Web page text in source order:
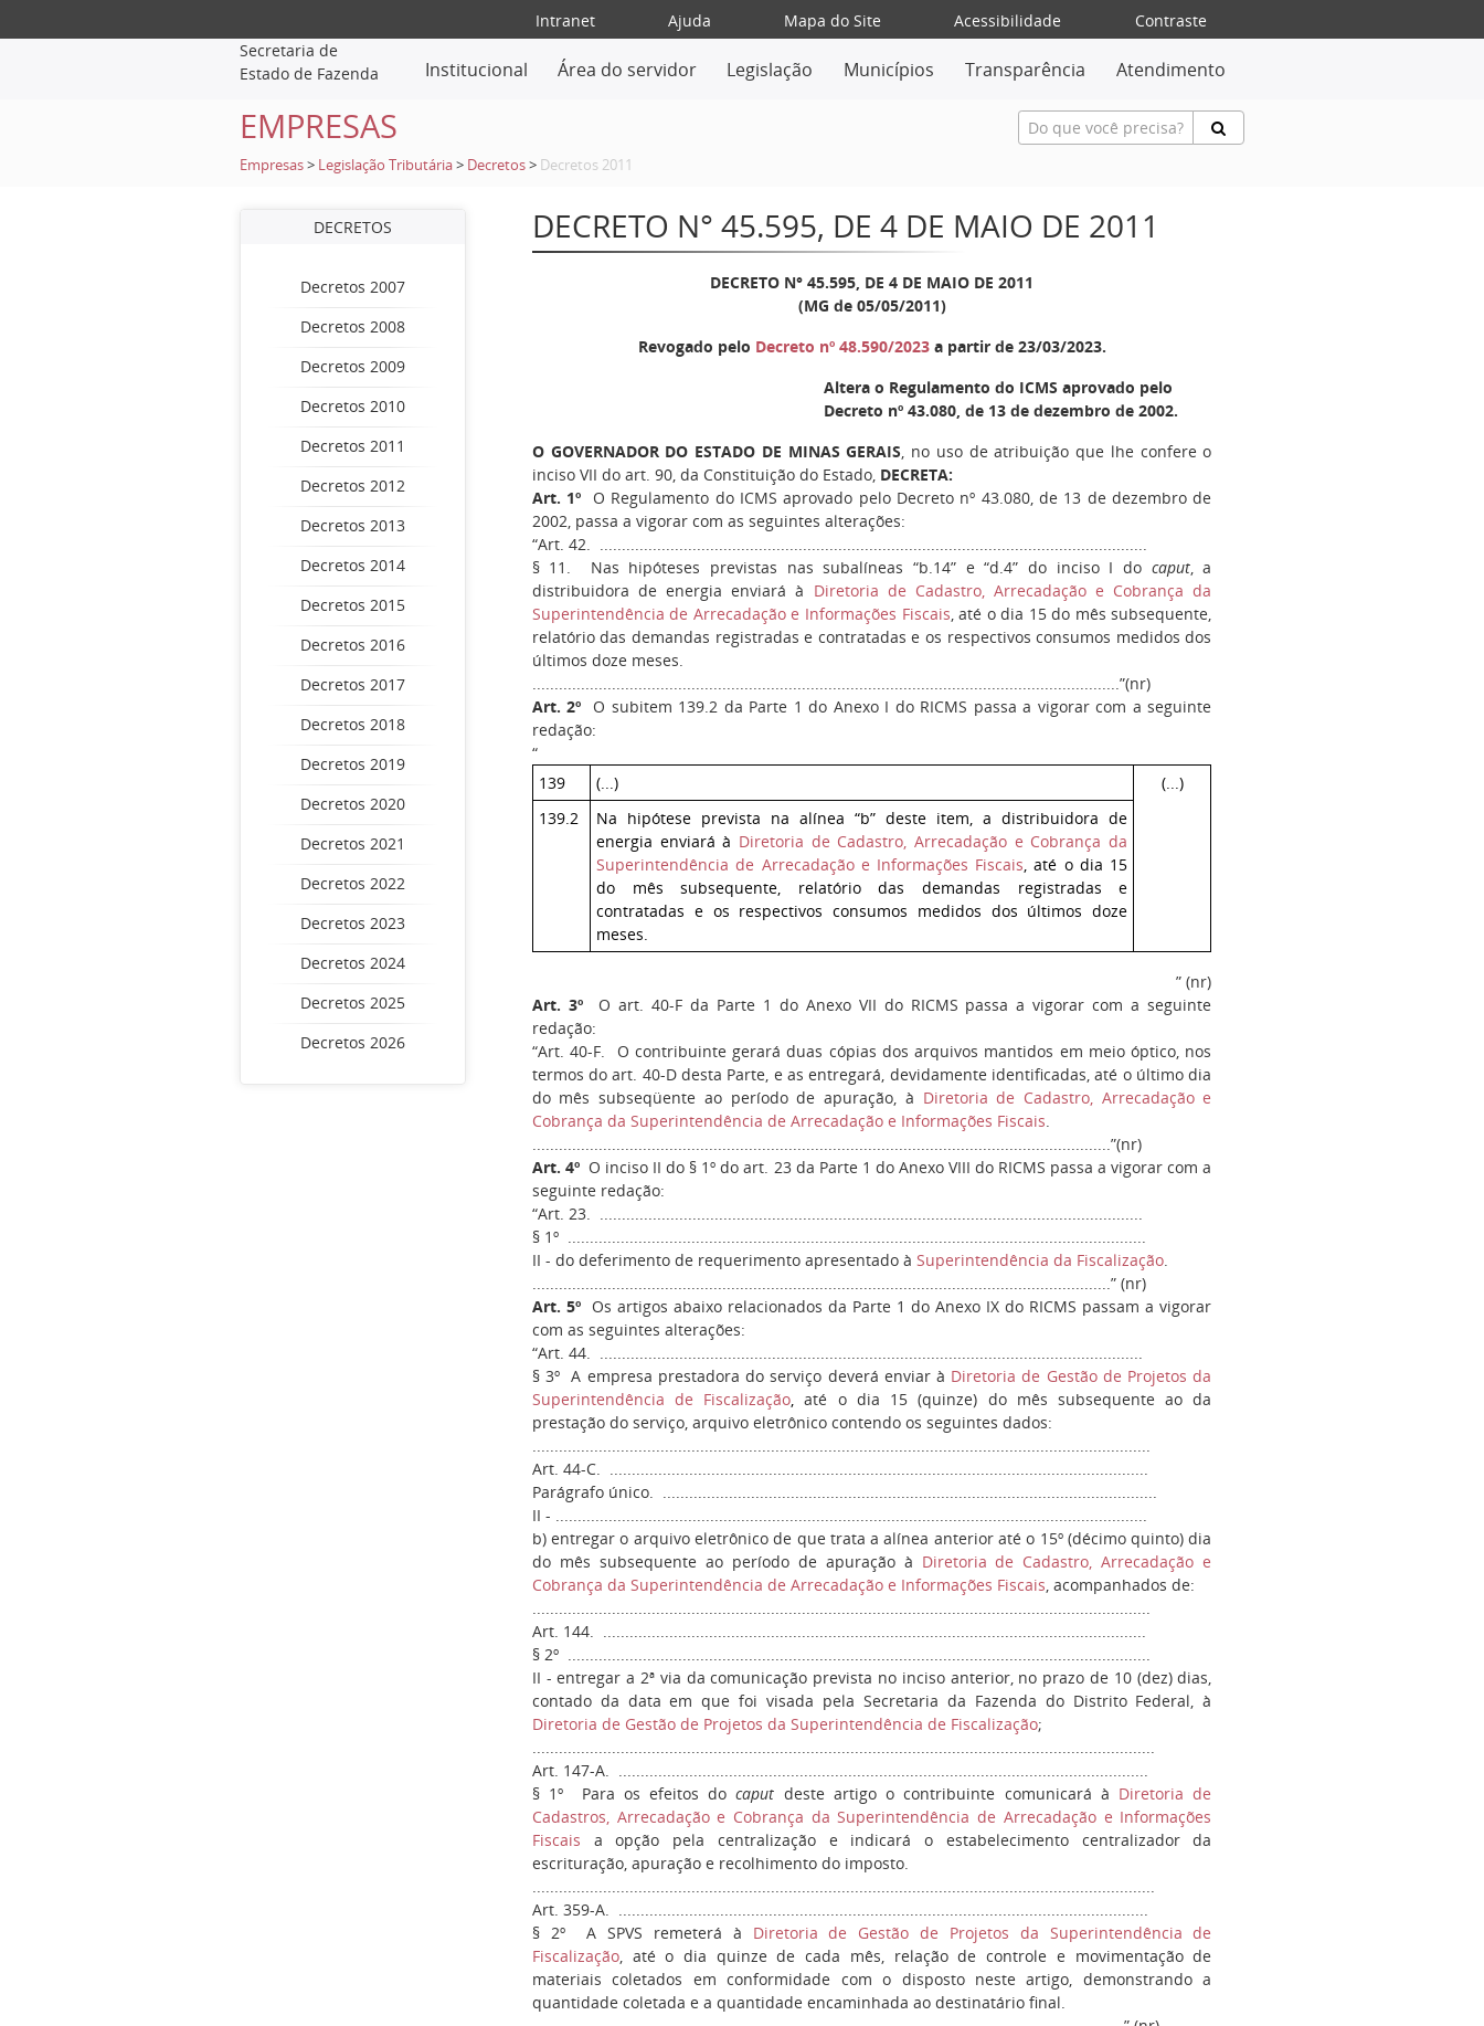
Intranet Ajuda Mapa do Site Acessibilidade
Contraste
Secretaria de
Estado de Fazenda
Institucional Área do servidor Legislação Municípios Transparência Atendimento
EMPRESAS
Empresas > Legislação Tributária > Decretos > Decretos 2011
DECRETOS
Decretos 2007
Decretos 2008
Decretos 2009
Decretos 2010
Decretos 2011
Decretos 2012
Decretos 2013
Decretos 2014
Decretos 2015
Decretos 2016
Decretos 2017
Decretos 2018
Decretos 2019
Decretos 2020
Decretos 2021
Decretos 2022
Decretos 2023
Decretos 2024
Decretos 2025
Decretos 2026
DECRETO N° 45.595, DE 4 DE MAIO DE 2011
DECRETO N° 45.595, DE 4 DE MAIO DE 2011
(MG de 05/05/2011)
Revogado pelo Decreto nº 48.590/2023a partir de 23/03/2023.
Altera o Regulamento do ICMS aprovado pelo
Decreto nº 43.080, de 13 de dezembro de 2002.
O GOVERNADOR DO ESTADO DE MINAS GERAIS, no uso de atribuição que lhe confere o
inciso VII do art. 90, da Constituição do Estado, DECRETA:
Art. 1º O Regulamento do ICMS aprovado pelo Decreto nº 43.080, de 13 de dezembro de
2002, passa a vigorar com as seguintes alterações:
“Art. 42. ............................................................................................................................
§ 11. Nas hipóteses previstas nas subalíneas “b.14” e “d.4” do inciso I do caput, a
distribuidora de energia enviará à Diretoria de Cadastro, Arrecadação e Cobrança da
Superintendência de Arrecadação e Informações Fiscais, até o dia 15 do mês subsequente,
relatório das demandas registradas e contratadas e os respectivos consumos medidos dos
últimos doze meses.
.....................................................................................................................................”(nr)
Art. 2º O subitem 139.2 da Parte 1 do Anexo I do RICMS passa a vigorar com a seguinte
redação:
“
139
(...)
(...)
139.2
Na hipótese prevista na alínea “b” deste item, a distribuidora de
energia enviará à Diretoria de Cadastro, Arrecadação e Cobrança da
Superintendência de Arrecadação e Informações Fiscais, até o dia 15
do mês subsequente, relatório das demandas registradas e
contratadas e os respectivos consumos medidos dos últimos doze
meses.
” (nr)
Art. 3º O art. 40-F da Parte 1 do Anexo VII do RICMS passa a vigorar com a seguinte
redação:
“Art. 40-F. O contribuinte gerará duas cópias dos arquivos mantidos em meio óptico, nos
termos do art. 40-D desta Parte, e as entregará, devidamente identificadas, até o último dia
do mês subseqüente ao período de apuração, à Diretoria de Cadastro, Arrecadação e
Cobrança da Superintendência de Arrecadação e Informações Fiscais.
...................................................................................................................................”(nr)
Art. 4ºO inciso II do § 1º do art. 23 da Parte 1 do Anexo VIII do RICMS passa a vigorar com a
seguinte redação:
“Art. 23. ...........................................................................................................................
§ 1º ...................................................................................................................................
II - do deferimento de requerimento apresentado à Superintendência da Fiscalização.
...................................................................................................................................” (nr)
Art. 5ºOs artigos abaixo relacionados da Parte 1 do Anexo IX do RICMS passam a vigorar
com as seguintes alterações:
“Art. 44. ...........................................................................................................................
§ 3º A empresa prestadora do serviço deverá enviar à Diretoria de Gestão de Projetos da
Superintendência de Fiscalização,até o dia 15 (quinze) do mês subsequente ao da
prestação do serviço, arquivo eletrônico contendo os seguintes dados:
............................................................................................................................................
Art. 44-C. ..........................................................................................................................
Parágrafo único. ................................................................................................................
II - ......................................................................................................................................
b) entregar o arquivo eletrônico de que trata a alínea anterior até o 15º (décimo quinto) dia
do mês subsequente ao período de apuração à Diretoria de Cadastro, Arrecadação e
Cobrança da Superintendência de Arrecadação e Informações Fiscais, acompanhados de:
............................................................................................................................................
Art. 144. ...........................................................................................................................
§ 2º ....................................................................................................................................
II - entregar a 2ª via da comunicação prevista no inciso anterior, no prazo de 10 (dez) dias,
contado da data em que foi visada pela Secretaria da Fazenda do Distrito Federal, à
Diretoria de Gestão de Projetos da Superintendência de Fiscalização;
.............................................................................................................................................
Art. 147-A. ........................................................................................................................
§ 1º Para os efeitos docaput deste artigo o contribuinte comunicará à Diretoria de
Cadastros, Arrecadação e Cobrança da Superintendência de Arrecadação e Informações
Fiscais a opção pela centralização e indicará o estabelecimento centralizador da
escrituração, apuração e recolhimento do imposto.
.............................................................................................................................................
Art. 359-A. ........................................................................................................................
§ 2º A SPVS remeterá à Diretoria de Gestão de Projetos da Superintendência de
Fiscalização, até o dia quinze de cada mês, relação de controle e movimentação de
materiais coletados em conformidade com o disposto neste artigo, demonstrando a
quantidade coletada e a quantidade encaminhada ao destinatário final.